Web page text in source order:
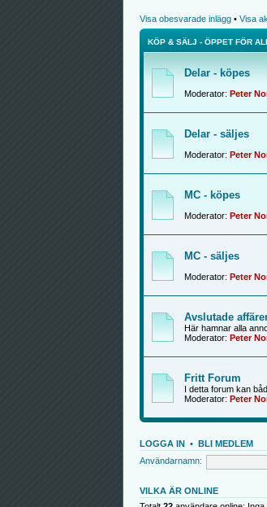
Visa obesvarade inlägg• Visa
KÖP & SÄLJ - ÖPPET FÖR
Delar - köpes
Moderator: Peter
Delar - säljes
Moderator: Peter
MC - köpes
Moderator: Peter
MC - säljes
Moderator: Peter
Avslutade
Här hamnar alla
Moderator: Peter
Fritt Forum
I detta forum kan
Moderator: Peter
LOGGA IN• BLI MEDLEM
Användarnamn:
VILKA ÄR ONLINE